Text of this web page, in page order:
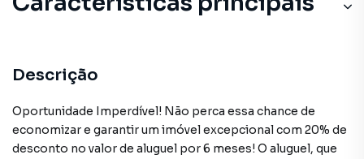
Descrição
Oportunidade Imperdível! Não perca essa chance de
economizar e garantir um imóvel excepcional com 20% de
desconto no valor de aluguel por 6 meses! O aluguel, que